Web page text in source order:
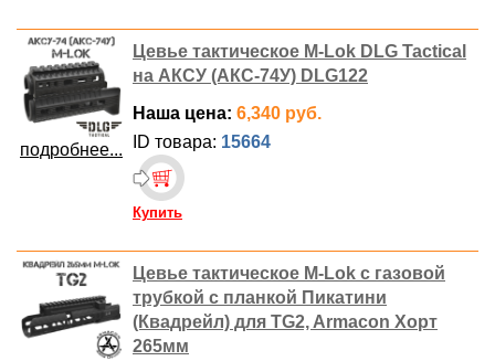
подробнее...
Цевье тактическое M-Lok DLG Tactical
на АКСУ (АКС-74У) DLG122
Наша цена: 6,340 руб.
ID товара: 15664
Купить
Цевье тактическое M-Lok с газовой
трубкой с планкой Пикатини
(Квадрейл) для TG2, Armacon Хорт
265мм